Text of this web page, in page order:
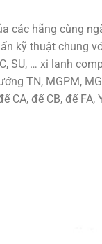
các hãng cùng
kỹ thuật chung
SU, … xi lanh
TN, MGPM,
CA, đế CB, đế